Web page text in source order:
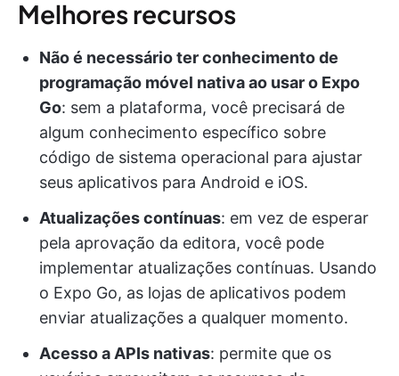
Melhores recursos
Não é necessário ter conhecimento de
programação móvel nativa ao usar o Expo
Go: sem a plataforma, você precisará de
algum conhecimento específico sobre
código de sistema operacional para ajustar
seus aplicativos para Android e iOS.
Atualizações contínuas: em vez de esperar
pela aprovação da editora, você pode
implementar atualizações contínuas. Usando
o Expo Go, as lojas de aplicativos podem
enviar atualizações a qualquer momento.
Acesso a APIs nativas: permite que os